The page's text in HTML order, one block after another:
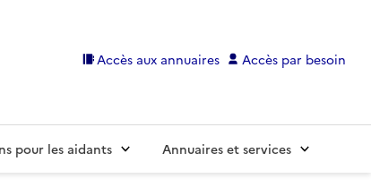
Accès aux annuaires Accès par besoin
pour les aidants Annuaires et services